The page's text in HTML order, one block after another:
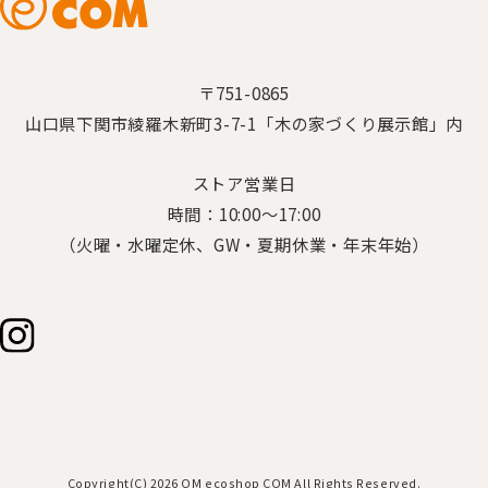
〒751-0865
山口県下関市綾羅木新町3-7-1「木の家づくり展示館」内
ストア営業日
時間：10:00～17:00
（火曜・水曜定休、GW・夏期休業・年末年始）
Copyright(C) 2026 OM ecoshop COM All Rights Reserved.